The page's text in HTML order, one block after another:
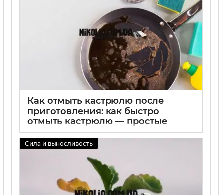
Как отмыть кастрюлю после
приготовления: как быстро
отмыть кастрюлю — простые
способы чистки и советы по
возвращению блеска
Сила и выносливость